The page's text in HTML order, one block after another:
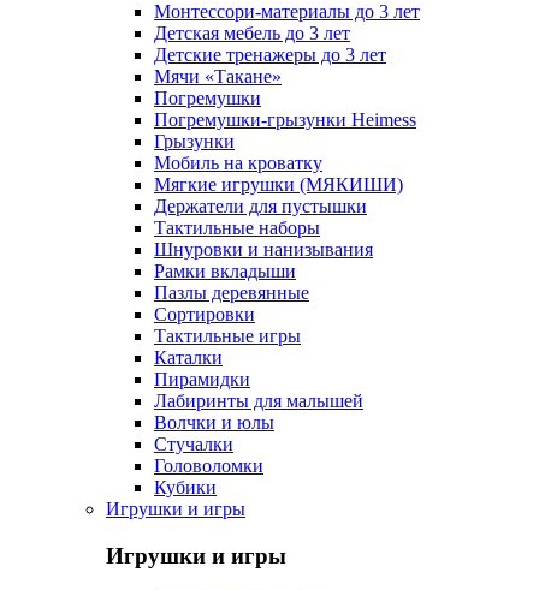
Монтессори-материалы до 3 лет
Детская мебель до 3 лет
Детские тренажеры до 3 лет
Мячи «Такане»
Погремушки
Погремушки-грызунки Heimess
Грызунки
Мобиль на кроватку
Мягкие игрушки (МЯКИШИ)
Держатели для пустышки
Тактильные наборы
Шнуровки и нанизывания
Рамки вкладыши
Пазлы деревянные
Сортировки
Тактильные игры
Каталки
Пирамидки
Лабиринты для малышей
Волчки и юлы
Стучалки
Головоломки
Кубики
Игрушки и игры
Игрушки и игры